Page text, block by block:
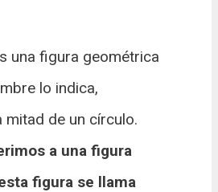
una figura geométrica
lo indica,
de un círculo.
a una figura
figura se llama